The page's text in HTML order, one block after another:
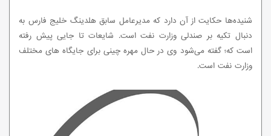
شنیده‌ها حکایت از آن دارد که مدیرعامل سابق هلدینگ خلیج فارس به
دنبال تکیه بر صندلی وزارت نفت است. شایعات تا جایی پیش‌ رفته
است که؛ گفته می‌شود وی در حال مهره چینی برای جایگاه های مختلف
وزارت نفت است.